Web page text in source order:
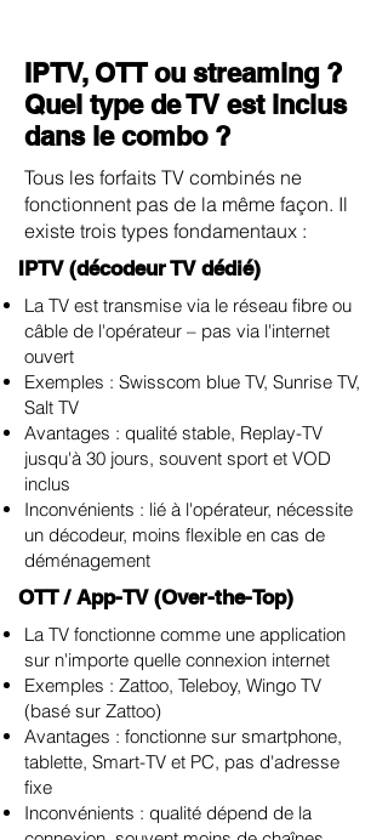
IPTV, OTT ou streaming ?
Quel type de TV est inclus
dans le combo ?
Tous les forfaits TV combinés ne
fonctionnent pas de la même façon. Il
existe trois types fondamentaux :
IPTV (décodeur TV dédié)
La TV est transmise via le réseau fibre ou
câble de l'opérateur – pas via l'internet
ouvert
Exemples : Swisscom blue TV, Sunrise TV,
Salt TV
Avantages : qualité stable, Replay-TV
jusqu'à 30 jours, souvent sport et VOD
inclus
Inconvénients : lié à l'opérateur, nécessite
un décodeur, moins flexible en cas de
déménagement
OTT / App-TV (Over-the-Top)
La TV fonctionne comme une application
sur n'importe quelle connexion internet
Exemples : Zattoo, Teleboy, Wingo TV
(basé sur Zattoo)
Avantages : fonctionne sur smartphone,
tablette, Smart-TV et PC, pas d'adresse
fixe
Inconvénients : qualité dépend de la